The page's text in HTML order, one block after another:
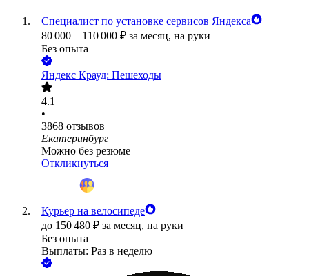
Специалист по установке сервисов Яндекса
80 000 – 110 000 ₽ за месяц, на руки
Без опыта
Яндекс Крауд: Пешеходы
4.1
•
3868 отзывов
Екатеринбург
Можно без резюме
Откликнуться
Курьер на велосипеде
до 150 480 ₽ за месяц, на руки
Без опыта
Выплаты: Раз в неделю